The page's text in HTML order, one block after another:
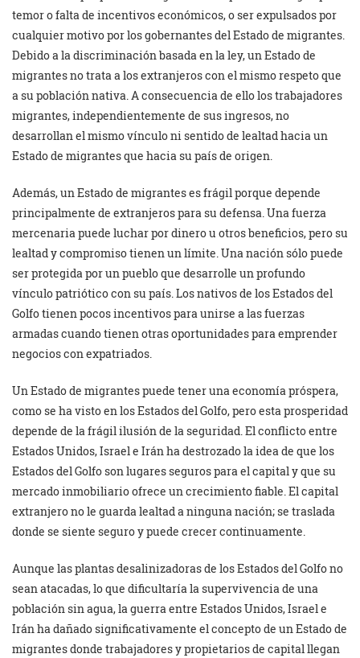
temor o falta de incentivos económicos, o ser expulsados ​​por
cualquier motivo por los gobernantes del Estado de migrantes.
Debido a la discriminación basada en la ley, un Estado de
migrantes no trata a los extranjeros con el mismo respeto que
a su población nativa. A consecuencia de ello los trabajadores
migrantes, independientemente de sus ingresos, no
desarrollan el mismo vínculo ni sentido de lealtad hacia un
Estado de migrantes que hacia su país de origen.
Además, un Estado de migrantes es frágil porque depende
principalmente de extranjeros para su defensa. Una fuerza
mercenaria puede luchar por dinero u otros beneficios, pero su
lealtad y compromiso tienen un límite. Una nación sólo puede
ser protegida por un pueblo que desarrolle un profundo
vínculo patriótico con su país. Los nativos de los Estados del
Golfo tienen pocos incentivos para unirse a las fuerzas
armadas cuando tienen otras oportunidades para emprender
negocios con expatriados.
Un Estado de migrantes puede tener una economía próspera,
como se ha visto en los Estados del Golfo, pero esta prosperidad
depende de la frágil ilusión de la seguridad. El conflicto entre
Estados Unidos, Israel e Irán ha destrozado la idea de que los
Estados del Golfo son lugares seguros para el capital y que su
mercado inmobiliario ofrece un crecimiento fiable. El capital
extranjero no le guarda lealtad a ninguna nación; se traslada
donde se siente seguro y puede crecer continuamente.
Aunque las plantas desalinizadoras de los Estados del Golfo no
sean atacadas, lo que dificultaría la supervivencia de una
población sin agua, la guerra entre Estados Unidos, Israel e
Irán ha dañado significativamente el concepto de un Estado de
migrantes donde trabajadores y propietarios de capital llegan